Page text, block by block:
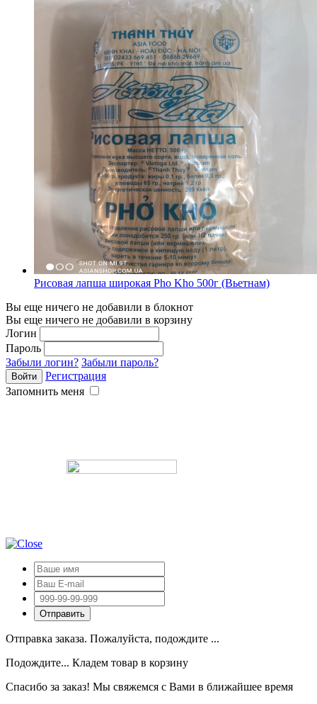
Рисовая лапша широкая Pho Kho 500г (Вьетнам)
Вы еще ничего не добавили в блокнот
Вы еще ничего не добавили в корзину
Логин
Пароль
Забыли логин? Забыли пароль?
Регистрация
Запомнить меня
Отправка заказа. Пожалуйста, подождите ...
Подождите... Кладем товар в корзину
Спасибо за заказ! Мы свяжемся с Вами в ближайшее время